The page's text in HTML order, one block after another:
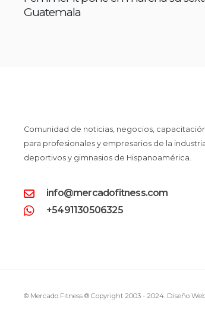
Guatemala
Comunidad de noticias, negocios,
para profesionales y empresarios de la
deportivos y gimnasios de Hispanoamérica.
info@mercadofitness.com
+5491130506325
© Mercado Fitness ® Copyright 2003 - 2024. Diseño